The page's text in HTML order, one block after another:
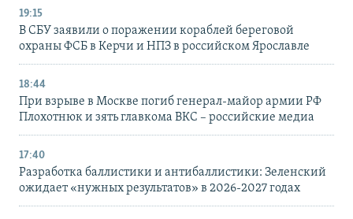
19:15
В СБУ заявили о поражении кораблей береговой
охраны ФСБ в Керчи и НПЗ в российском Ярославле
18:44
При взрыве в Москве погиб генерал-майор армии РФ
Плохотнюк и зять главкома ВКС – российские медиа
17:40
Разработка баллистики и антибаллистики: Зеленский
ожидает «нужных результатов» в 2026-2027 годах